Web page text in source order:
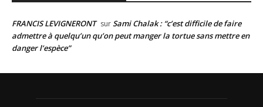
FRANCIS LEVIGNERONT surSami Chalak : “c’est difficile de faire
admettre à quelqu’un qu’on peut manger la tortue sans mettre en
danger l’espèce”